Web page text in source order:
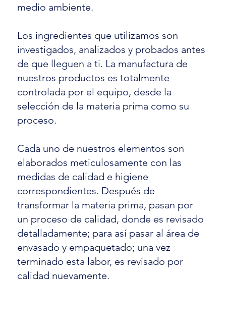
medio ambiente.
Los ingredientes que utilizamos son
investigados, analizados y probados antes
de que lleguen a ti. La manufactura de
nuestros productos es totalmente
controlada por el equipo, desde la
selección de la materia prima como su
proceso.
Cada uno de nuestros elementos son
elaborados meticulosamente con las
medidas de calidad e higiene
correspondientes. Después de
transformar la materia prima, pasan por
un proceso de calidad, donde es revisado
detalladamente; para así pasar al área de
envasado y empaquetado; una vez
terminado esta labor, es revisado por
calidad nuevamente.